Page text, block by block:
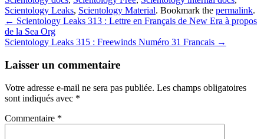
Scientology Leaks, Scientology Material. Bookmark the permalink.
Post
navigation
← Scientology Leaks 313 : Lettre en Français de New Era à propos
de la Sea Org
Scientology Leaks 315 : Freewinds Numéro 31 Francais →
Laisser un commentaire
Votre adresse e-mail ne sera pas publiée. Les champs obligatoires
sont indiqués avec *
Commentaire *